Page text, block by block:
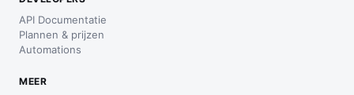
API Documentatie
Plannen & prijzen
Automations
MEER